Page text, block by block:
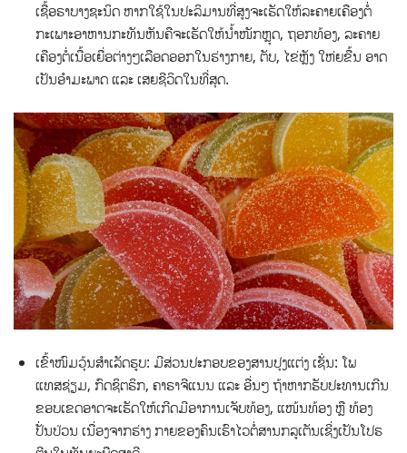
ເຊື້ອຣາບາງຊະນິດ ຫາກໃຊ້ໃນປະລິມານທີ່ສູງຈະເຮັດໃຫ້ລະຄາຍເຄືອງຕໍ່
ກະເພາະອາຫານກະທັນຫັນຄືຈະເຮັດໃຫ້ນໍ້າໜັກຫຼຸດ, ຖອກທ້ອງ, ລະຄາຍ
ເຄືອງຕໍ່ເນື້ອເຍື່ອຕ່າງໆເລືອດອອກໃນຮ່າງກາຍ, ຕັບ, ໄຂ່ຫຼັງ ໃຫ່ຍຂື້ນ ອາດ
ເປັນອຳມະພາດ ແລະ ເສຍຊີວິດໃນທີ່ສຸດ.
ເຂົ້າໜົມວຸ້ນສຳເລັດຮູບ: ມີສ່ວນປະກອບຂອງສານປຸງແຕ່ງ ເຊັ່ນ: ໂພ
ແທສຊ່ຽມ, ກົດຊິຕຣິກ, ຄາຣາຈີແນນ ແລະ ອື່ນໆ ຖ້າຫາກຮັບປະທານເກີນ
ຂອບເຂດອາດຈະເຮັດໃຫ້ເກີດມີອາການເຈັບທ້ອງ, ແໜ້ນທ້ອງ ຫຼື ທ້ອງ
ປັ່ນປ່ວນ ເນື່ອງຈາກຮ່າງ ກາຍຂອງຄົນເຮົາໄວຕໍ່ສານກລູເຕັນເຊີ່ງເປັນໂປຣ